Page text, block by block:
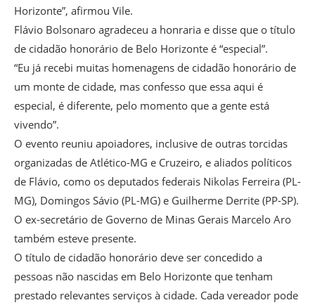
Horizonte”, afirmou Vile.
Flávio Bolsonaro agradeceu a honraria e disse que o título
de cidadão honorário de Belo Horizonte é “especial”.
“Eu já recebi muitas homenagens de cidadão honorário de
um monte de cidade, mas confesso que essa aqui é
especial, é diferente, pelo momento que a gente está
vivendo”.
O evento reuniu apoiadores, inclusive de outras torcidas
organizadas de Atlético-MG e Cruzeiro, e aliados políticos
de Flávio, como os deputados federais Nikolas Ferreira (PL-
MG), Domingos Sávio (PL-MG) e Guilherme Derrite (PP-SP).
O ex-secretário de Governo de Minas Gerais Marcelo Aro
também esteve presente.
O título de cidadão honorário deve ser concedido a
pessoas não nascidas em Belo Horizonte que tenham
prestado relevantes serviços à cidade. Cada vereador pode